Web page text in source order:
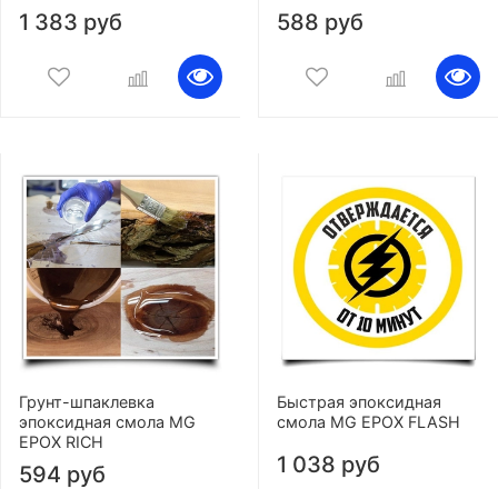
1 383 руб 588 руб
Грунт-шпаклевка
эпоксидная смола MG
EPOX RICH
594 руб
Быстрая эпоксидная
смола MG EPOX FLASH
1 038 руб